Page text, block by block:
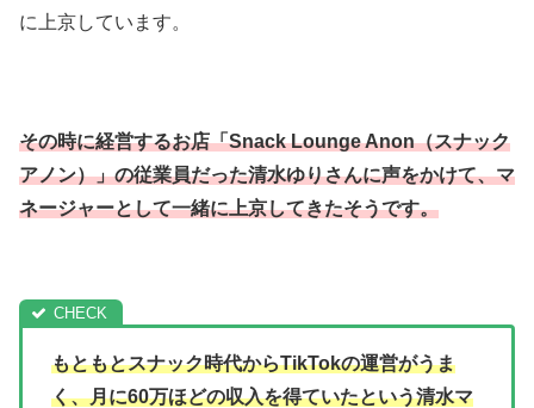
に上京しています。
その時に経営するお店「Snack Lounge Anon（スナック
アノン）」の従業員だった清水ゆりさんに声をかけて、マ
ネージャーとして一緒に上京してきたそうです。
もともとスナック時代からTikTokの運営がうま
く、月に60万ほどの収入を得ていたという清水マ